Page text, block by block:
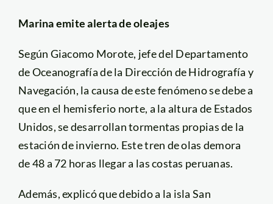
Marina emite alerta de oleajes
Según Giacomo Morote, jefe del Departamento
de Oceanografía de la Dirección de Hidrografía y
Navegación, la causa de este fenómeno se debe a
que en el hemisferio norte, a la altura de Estados
Unidos, se desarrollan tormentas propias de la
estación de invierno. Este tren de olas demora
de 48 a 72 horas llegar a las costas peruanas.
Además, explicó que debido a la isla San